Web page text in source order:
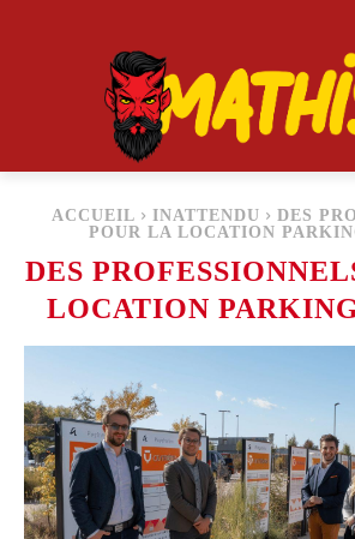
ACCUEIL INATTENDU
DES
POUR LA LOCATION
DES
LOCATION